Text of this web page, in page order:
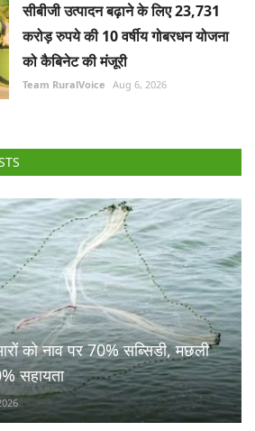
सीबीजी उत्पादन बढ़ाने के लिए 23,731
करोड़ रुपये की 10 वर्षीय गोबरधन योजना
को कैबिनेट की मंजूरी
Team RuralVoice Aug 6, 2026
को नाव पर 70% सब्सिडी, मछली
सहायता